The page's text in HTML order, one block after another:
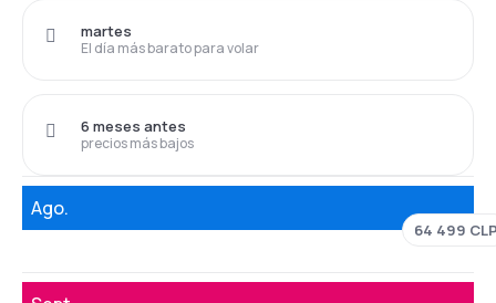
El día más barato para volar
martes
precios más bajos
6 meses antes
Ago.
64 499